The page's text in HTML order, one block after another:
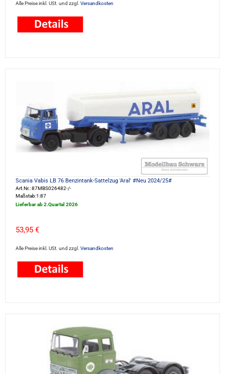
Alle Preise inkl. USt. und zzgl. Versandkosten
Scania Vabis LB 76 Benzintank-Sattelzug 'Aral' #Neu 2024/25#
Art.Nr.: 87MBS026482-/-
Maßstab:1:87
Lieferbar ab 2.Quartal 2026
53,95 €
Alle Preise inkl. USt. und zzgl. Versandkosten